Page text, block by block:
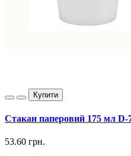
Купити
Стакан паперовий 175 мл
53.60 грн.